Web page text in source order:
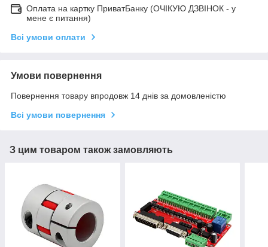
Оплата на картку ПриватБанку (ОЧІКУЮ ДЗВІНОК - у
мене є питання)
Всі умови оплати
Умови повернення
Повернення товару впродовж 14 днів за домовленістю
Всі умови повернення
З цим товаром також замовляють